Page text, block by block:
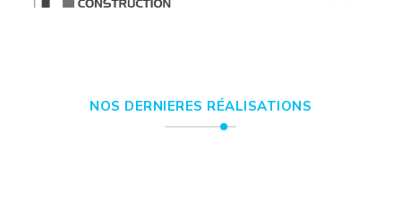
NOS DERNIERES RÉALISATIONS